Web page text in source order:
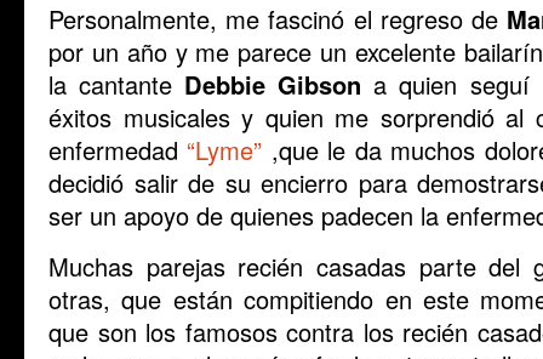
Personalmente, me fascinó el regreso de
por un año y me parece un excelente
la cantante Debbie Gibson a quien seguí
éxitos musicales y quien me sorprendió al
enfermedad “Lyme” ,que le da muchos
decidió salir de su encierro para
ser un apoyo de quienes padecen la
Muchas parejas recién casadas parte
otras, que están compitiendo en este
que son los famosos contra los recién